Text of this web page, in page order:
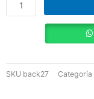
Satin
SKU back27 Categoría